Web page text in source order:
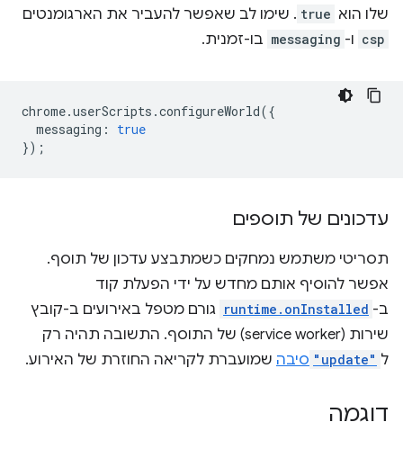
שלו הוא true . שימו לב שאפשר להעביר את הארגומנטים
csp ו- messaging בו-זמנית.
chrome.userScripts .configureWorld({
messaging :
true
});
עדכונים של תוספים
תסריטי משתמש נמחקים כשמתבצע עדכון של תוסף.
אפשר להוסיף אותם מחדש על ידי הפעלת קוד
ב- runtime.onInstalled גורם מטפל באירועים ב-קובץ
שירות (service worker) של התוסף. התשובה תהיה רק
ל "update" סיבה שמועברת לקריאה החוזרת של האירוע.
דוגמה